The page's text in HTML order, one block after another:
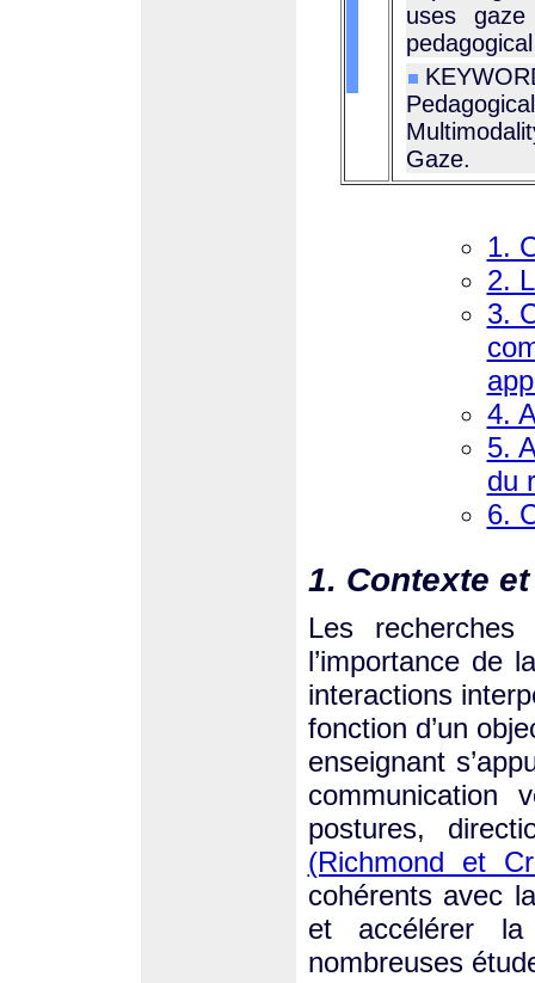
uses
Gaze.
1.
2.
3.
4.
5.
du
6.
1. Contexte
Les
l’importance de
interactions
fonction d’un
enseignant
communication
postures,
(Richmond et
cohérents avec
et accélérer la
nombreuses